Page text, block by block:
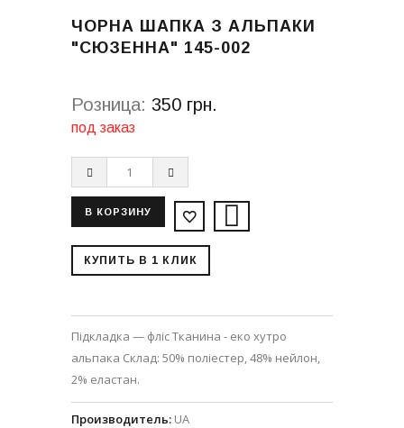
ЧОРНА ШАПКА З АЛЬПАКИ
"СЮЗЕННА" 145-002
Розница: 350 грн.
под заказ
КУПИТЬ В 1 КЛИК
Підкладка — фліс Тканина - еко хутро
альпака Склад: 50% поліестер, 48% нейлон,
2% еластан.
Производитель: UA